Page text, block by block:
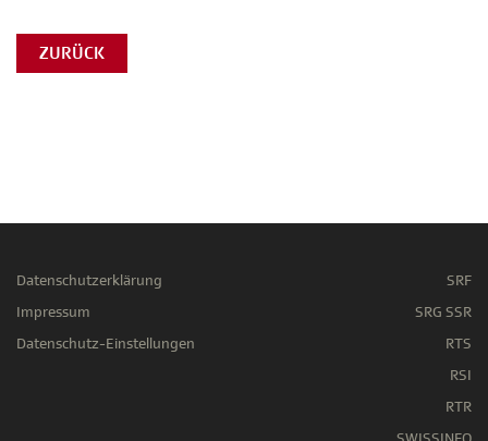
ZURÜCK
Datenschutzerklärung
Impressum
Datenschutz-Einstellungen
SRF
SRG SSR
RTS
RSI
RTR